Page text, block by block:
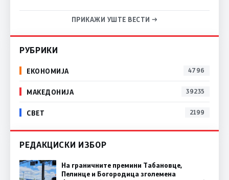
ПРИКАЖИ УШТЕ ВЕСТИ →
РУБРИКИ
ЕКОНОМИЈА 4796
МАКЕДОНИЈА 39235
СВЕТ 2199
РЕДАКЦИСКИ ИЗБОР
На граничните премини Табановце,
Пелинце и Богородица зголемена